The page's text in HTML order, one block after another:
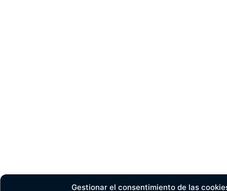
Gestionar el consentimiento de las